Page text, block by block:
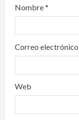
Nombre*
Correo electrónico
Web